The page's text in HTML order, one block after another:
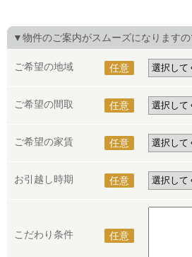
▼物件のご案内がスムーズになります
ご希望の地域 任意
ご希望の間取 任意
ご希望の家賃 任意
お引越し時期 任意
こだわり条件 任意